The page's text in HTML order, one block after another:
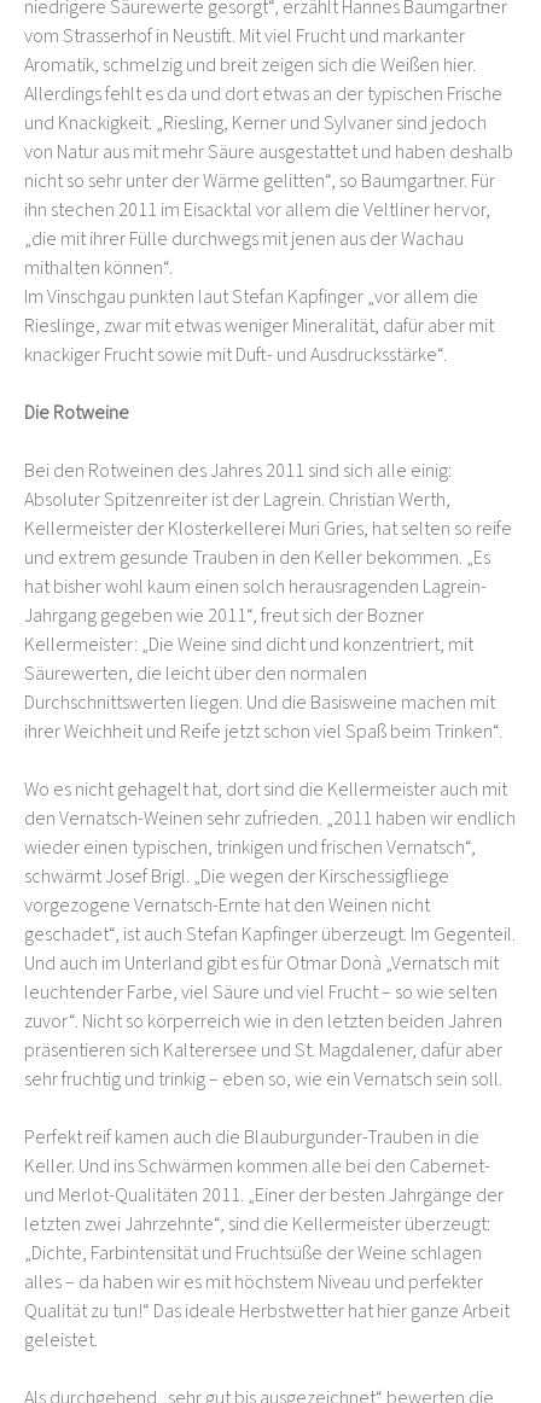
niedrigere Säurewerte gesorgt“, erzählt Hannes Baumgartner
vom Strasserhof in Neustift. Mit viel Frucht und markanter
Aromatik, schmelzig und breit zeigen sich die Weißen hier.
Allerdings fehlt es da und dort etwas an der typischen Frische
und Knackigkeit. „Riesling, Kerner und Sylvaner sind jedoch
von Natur aus mit mehr Säure ausgestattet und haben deshalb
nicht so sehr unter der Wärme gelitten“, so Baumgartner. Für
ihn stechen 2011 im Eisacktal vor allem die Veltliner hervor,
„die mit ihrer Fülle durchwegs mit jenen aus der Wachau
mithalten können“.
Im Vinschgau punkten laut Stefan Kapfinger „vor allem die
Rieslinge, zwar mit etwas weniger Mineralität, dafür aber mit
knackiger Frucht sowie mit Duft- und Ausdrucksstärke“.
Die Rotweine
Bei den Rotweinen des Jahres 2011 sind sich alle einig:
Absoluter Spitzenreiter ist der Lagrein. Christian Werth,
Kellermeister der Klosterkellerei Muri Gries, hat selten so reife
und extrem gesunde Trauben in den Keller bekommen. „Es
hat bisher wohl kaum einen solch herausragenden Lagrein-
Jahrgang gegeben wie 2011“, freut sich der Bozner
Kellermeister: „Die Weine sind dicht und konzentriert, mit
Säurewerten, die leicht über den normalen
Durchschnittswerten liegen. Und die Basisweine machen mit
ihrer Weichheit und Reife jetzt schon viel Spaß beim Trinken“.
Wo es nicht gehagelt hat, dort sind die Kellermeister auch mit
den Vernatsch-Weinen sehr zufrieden. „2011 haben wir endlich
wieder einen typischen, trinkigen und frischen Vernatsch“,
schwärmt Josef Brigl. „Die wegen der Kirschessigfliege
vorgezogene Vernatsch-Ernte hat den Weinen nicht
geschadet“, ist auch Stefan Kapfinger überzeugt. Im Gegenteil.
Und auch im Unterland gibt es für Otmar Donà „Vernatsch mit
leuchtender Farbe, viel Säure und viel Frucht – so wie selten
zuvor“. Nicht so körperreich wie in den letzten beiden Jahren
präsentieren sich Kalterersee und St. Magdalener, dafür aber
sehr fruchtig und trinkig – eben so, wie ein Vernatsch sein soll.
Perfekt reif kamen auch die Blauburgunder-Trauben in die
Keller. Und ins Schwärmen kommen alle bei den Cabernet-
und Merlot-Qualitäten 2011. „Einer der besten Jahrgänge der
letzten zwei Jahrzehnte“, sind die Kellermeister überzeugt:
„Dichte, Farbintensität und Fruchtsüße der Weine schlagen
alles – da haben wir es mit höchstem Niveau und perfekter
Qualität zu tun!“ Das ideale Herbstwetter hat hier ganze Arbeit
geleistet.